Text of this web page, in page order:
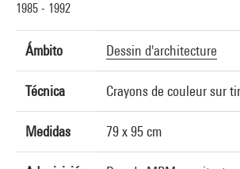
1985 - 1992
Ámbito Dessin d'architecture
Técnica Crayons de couleur sur
Medidas 79 x 95 cm